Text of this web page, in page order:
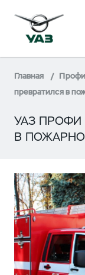
Главная
превратился в
УАЗ ПРОФИ
В